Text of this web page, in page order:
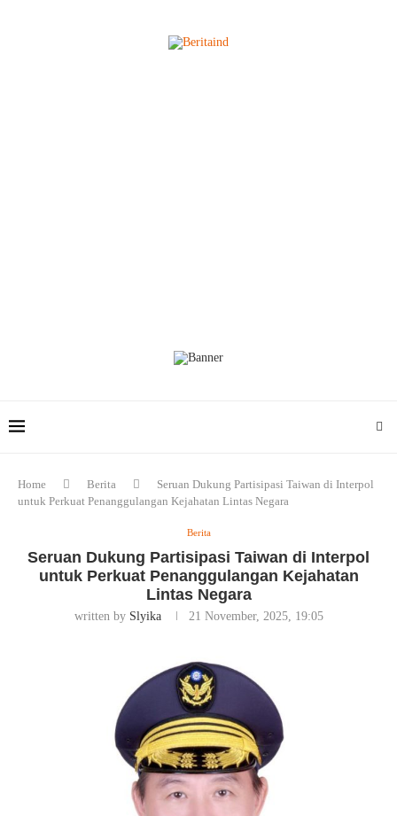
Home Berita
Seruan Dukung Partisipasi Taiwan di Interpol
untuk Perkuat Penanggulangan Kejahatan Lintas Negara
Berita
Seruan Dukung Partisipasi Taiwan di Interpol
untuk Perkuat Penanggulangan Kejahatan
Lintas Negara
written by Slyika 21 November, 2025, 19:05